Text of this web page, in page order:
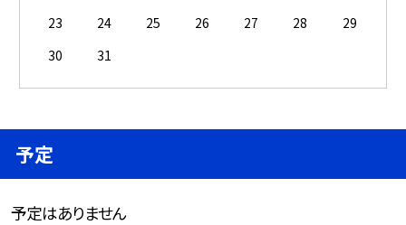
23
24 25 26 27 28
29
30
31
予定
予定はありません